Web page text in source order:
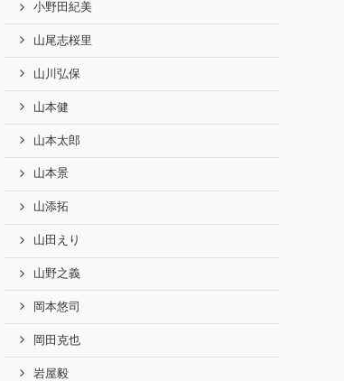
小野田紀美
山尾志桜里
山川弘保
山本健
山本太郎
山本景
山添拓
山田えり
山野之義
岡本悠司
岡田克也
岩屋毅